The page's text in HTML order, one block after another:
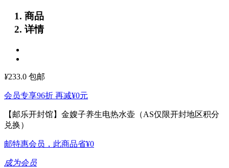
商品
详情
¥233.0 包邮
会员专享96折 再减¥0元
【邮乐开封馆】金嫂子养生电热水壶（AS仅限开封地区积分
兑换）
邮特惠会员，此商品省¥0
成为会员